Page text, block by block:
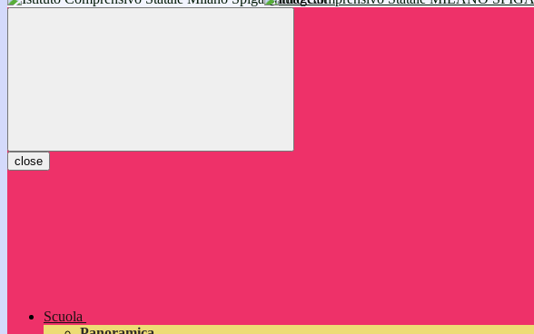
inizieranno il 14 settembre 2026: vi aspettiamo!
close
Scuola